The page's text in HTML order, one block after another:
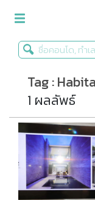
รีวิวคอนโด
รีวิวบ้าน
รีวิวทาวน์โฮม
Life+Style
Infographic
Tag :
1 ผลลัพธ์